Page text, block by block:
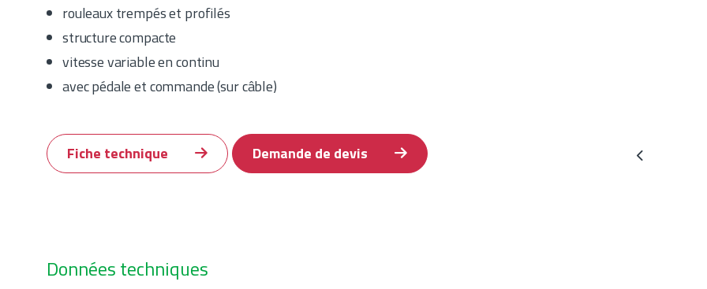
rouleaux trempés et profilés
structure compacte
vitesse variable en continu
avec pédale et commande (sur câble)
Fiche technique Demande de devis
Previous
Données techniques